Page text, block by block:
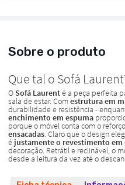
Sobre o produto